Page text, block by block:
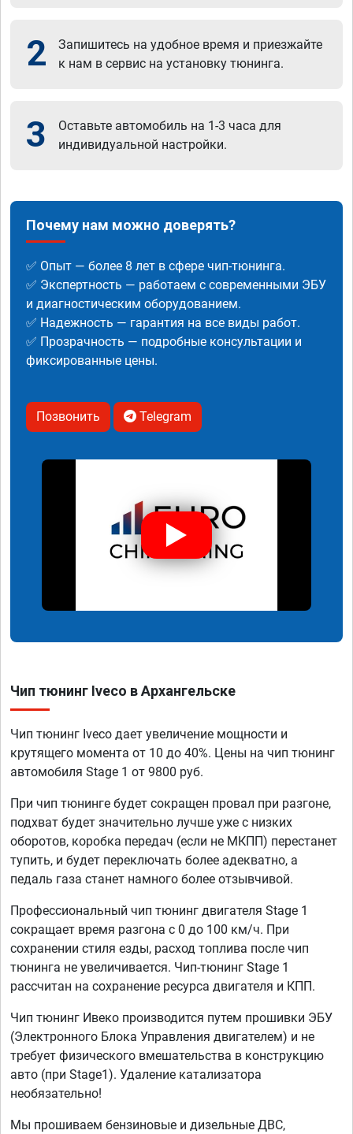
2
Запишитесь на удобное время и приезжайте
к нам в сервис на установку тюнинга.
3
Оставьте автомобиль на 1-3 часа для
индивидуальной настройки.
Почему нам можно доверять?
✅ Опыт — более 8 лет в сфере чип-тюнинга.
✅ Экспертность — работаем с современными ЭБУ
и диагностическим оборудованием.
✅ Надежность — гарантия на все виды работ.
✅ Прозрачность — подробные консультации и
фиксированные цены.
Позвонить Telegram
Чип тюнинг Iveco в Архангельске
Чип тюнинг Iveco дает увеличение мощности и
крутящего момента от 10 до 40%. Цены на чип тюнинг
автомобиля Stage 1 от 9800 руб.
При чип тюнинге будет сокращен провал при разгоне,
подхват будет значительно лучше уже с низких
оборотов, коробка передач (если не МКПП) перестанет
тупить, и будет переключать более адекватно, а
педаль газа станет намного более отзывчивой.
Профессиональный чип тюнинг двигателя Stage 1
сокращает время разгона с 0 до 100 км/ч. При
сохранении стиля езды, расход топлива после чип
тюнинга не увеличивается. Чип-тюнинг Stage 1
рассчитан на сохранение ресурса двигателя и КПП.
Чип тюнинг Ивеко производится путем прошивки ЭБУ
(Электронного Блока Управления двигателем) и не
требует физического вмешательства в конструкцию
авто (при Stage1). Удаление катализатора
необязательно!
Мы прошиваем бензиновые и дизельные ДВС,